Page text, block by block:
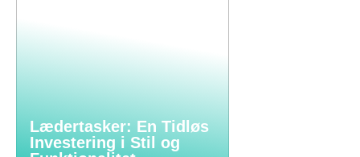
Lædertasker: En Tidløs
Investering i Stil og